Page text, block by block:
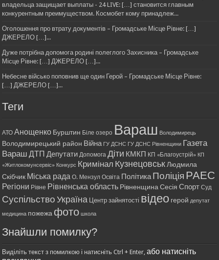
владельца защищает выплаты - 24 LIVE: […] становится главным
конкурентным преимуществом. Космобет кому принадлеж...
Оголошення про втрату документів – Громадське Місце Рівне: […]
ДЖЕРЕЛО […]...
Дуже потрібна допомога родині полеглого Захисника – Громадське
Місце Рівне: […] ДЖЕРЕЛО […]...
Небесне військо поповнив ще один Герой – Громадське Місце Рівне:
[…] ДЖЕРЕЛО […]...
Теги
АТО Анощенко Бурштин Біле озеро Вараш Володимирець
Володимирецький район Війна ГУ ДСНС ГУ ДСНС Рівненщини Газета
Вараш ДТП Депутати Допомога Діти КМКП КП «Благоустрій» КП
«Житлокомунсервіс» Конкурс Кримінал Кузнецовськ Людмила
Скібчик Міська рада О. Мензул Освіта ПолітикаПоліція РАЕС
Регіони Рівне Рівненська область Рівненщина Сесія Спорт Суд
Суспільство Україна Центр зайнятості відео герой депутат
медицина пожежа фото школа
Знайшли помилку?
Виділіть текст з помилкою і натисніть Ctrl + Enter,або натисніть